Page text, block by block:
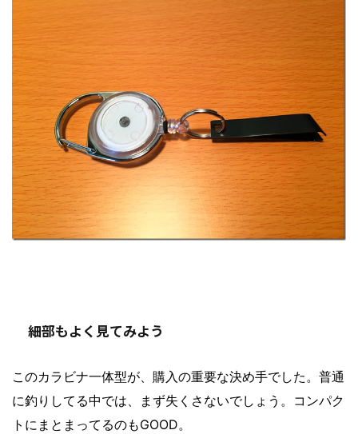
細部もよく見てみよう
このカラビナ一体型が、購入の重要な決め手でした。普通
に釣りしてる中では、まず失くさないでしょう。コンパク
トにまとまってるのもGOOD。